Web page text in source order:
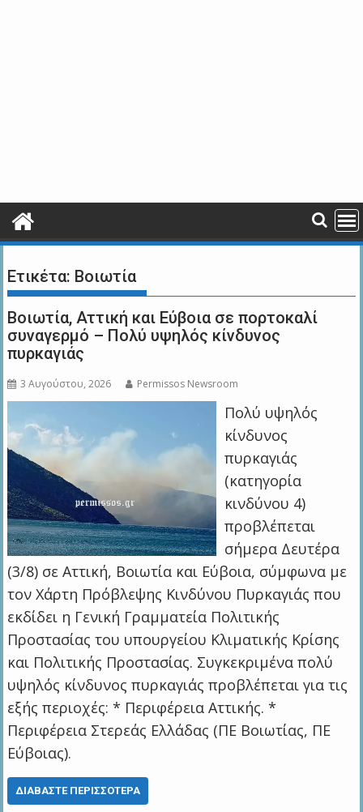
Ετικέτα: Βοιωτία
Βοιωτία, Αττική και Εύβοια σε πορτοκαλί
συναγερμό – Πολύ υψηλός κίνδυνος
πυρκαγιάς
3 Αυγούστου, 2026 Permissos Newsroom
Πολύ υψηλός
κίνδυνος
πυρκαγιάς
(κατηγορία
κινδύνου 4)
προβλέπεται
σήμερα Δευτέρα
(3/8) σε Αττική, Βοιωτία και Εύβοια, σύμφωνα με
τον Χάρτη Πρόβλεψης Κινδύνου Πυρκαγιάς που
εκδίδει η Γενική Γραμματεία Πολιτικής
Προστασίας του υπουργείου Κλιματικής Κρίσης
και Πολιτικής Προστασίας. Συγκεκριμένα πολύ
υψηλός κίνδυνος πυρκαγιάς προβλέπεται για τις
εξής περιοχές: * Περιφέρεια Αττικής. *
Περιφέρεια Στερεάς Ελλάδας (ΠΕ Βοιωτίας, ΠΕ
Εύβοιας).
ΔΙΑΒΆΣΤΕ ΠΕΡΙΣΣΌΤΕΡΑ